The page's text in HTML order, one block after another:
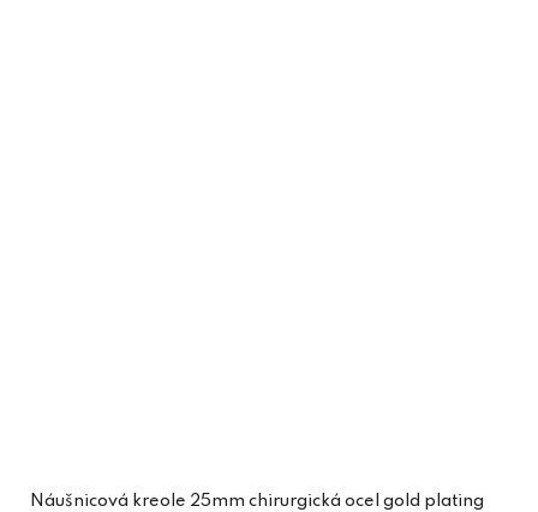
Náušnicová kreole 25mm chirurgická ocel gold plating